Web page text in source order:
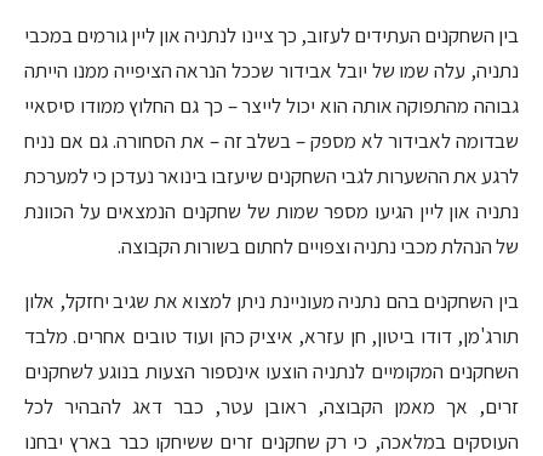
בין השחקנים העתידים לעזוב, כך ציינו לנתניה און ליין גורמים במכבי
נתניה, עלה שמו של יובל אבידור שככל הנראה הציפייה ממנו הייתה
גבוהה מהתפוקה אותה הוא יכול לייצר – כך גם החלוץ ממודו סיסאיי
שבדומה לאבידור לא מספק – בשלב זה – את הסחורה. גם אם נניח
לרגע את ההשערות לגבי השחקנים שיעזבו בינואר נעדכן כי למערכת
נתניה און ליין הגיעו מספר שמות של שחקנים הנמצאים על הכוונת
של הנהלת מכבי נתניה וצפויים לחתום בשורות הקבוצה.
בין השחקנים בהם נתניה מעוניינת ניתן למצוא את שגיב יחזקל, אלון
תורג'מן, דודו ביטון, חן עזרא, איציק כהן ועוד טובים אחרים. מלבד
השחקנים המקומיים לנתניה הוצעו אינספור הצעות בנוגע לשחקנים
זרים, אך מאמן הקבוצה, ראובן עטר, כבר דאג להבהיר לכל
העוסקים במלאכה, כי רק שחקנים זרים ששיחקו כבר בארץ יבחנו